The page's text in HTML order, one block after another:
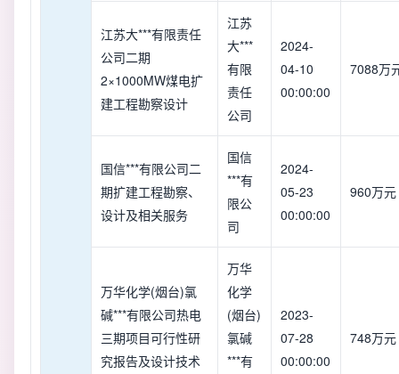
江苏大***有限责任
公司二期
2×1000MW煤电扩
建工程勘察设计
江苏
大***
有限
责任
公司
2024-
04-10
00:00:00
7088万
国信***有限公司二
期扩建工程勘察、
设计及相关服务
国信
***有
限公
司
2024-
05-23
00:00:00
960万元
万华化学(烟台)氯
碱***有限公司热电
三期项目可行性研
究报告及设计技术
万华
化学
(烟台)
氯碱
***有
2023-
07-28
00:00:00
748万元